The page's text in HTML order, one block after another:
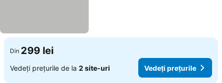
Din 299 lei
Vedeți prețurile de la 2 site-uri Vedeți prețurile